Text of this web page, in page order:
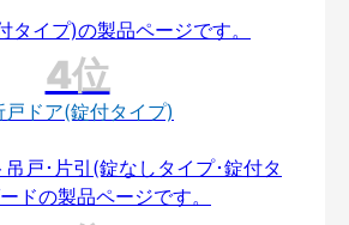
戸ドア(錠付タイプ)